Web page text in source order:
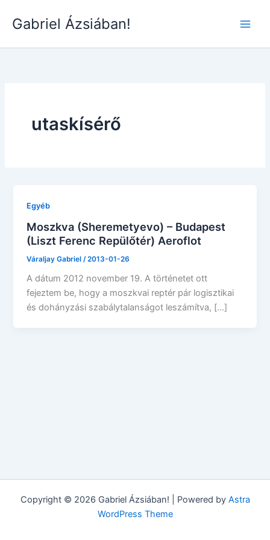
Gabriel Ázsiában!
utaskísérő
Egyéb
Moszkva (Sheremetyevo) – Budapest
(Liszt Ferenc Repülőtér) Aeroflot
Váraljay Gabriel /2013-01-26
A dátum 2012 november 19. A történetet ott
fejeztem be, hogy a moszkvai reptér pár logisztikai
és dohányzási szabálytalanságot leszámítva, […]
Copyright © 2026 Gabriel Ázsiában! | Powered by Astra
WordPress Theme